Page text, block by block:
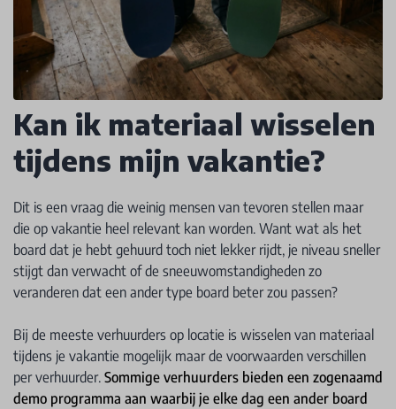
Kan ik materiaal wisselen
tijdens mijn vakantie?
Dit is een vraag die weinig mensen van tevoren stellen maar
die op vakantie heel relevant kan worden. Want wat als het
board dat je hebt gehuurd toch niet lekker rijdt, je niveau sneller
stijgt dan verwacht of de sneeuwomstandigheden zo
veranderen dat een ander type board beter zou passen?
Bij de meeste verhuurders op locatie is wisselen van materiaal
tijdens je vakantie mogelijk maar de voorwaarden verschillen
per verhuurder. Sommige verhuurders bieden een zogenaamd
demo programma aan waarbij je elke dag een ander board